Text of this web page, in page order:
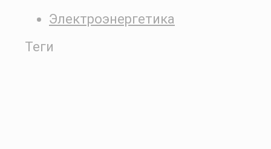
Электроэнергетика
Теги